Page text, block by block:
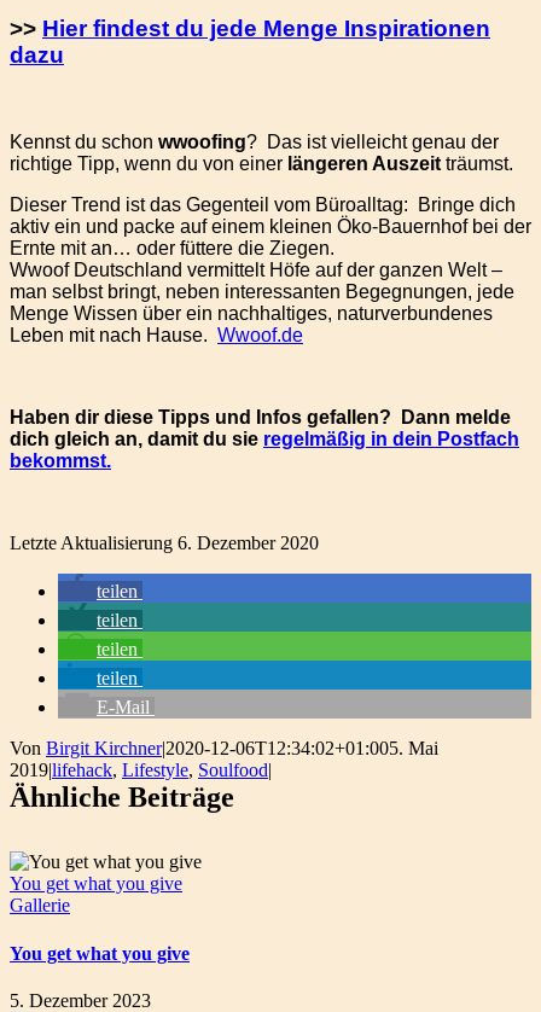
>> Hier findest du jede Menge Inspirationen
dazu
Kennst du schon wwoofing? Das ist vielleicht genau der
richtige Tipp, wenn du von einer längeren Auszeit träumst.
Dieser Trend ist das Gegenteil vom Büroalltag: Bringe dich
aktiv ein und packe auf einem kleinen Öko-Bauernhof bei der
Ernte mit an… oder füttere die Ziegen.
Wwoof Deutschland vermittelt Höfe auf der ganzen Welt –
man selbst bringt, neben interessanten Begegnungen, jede
Menge Wissen über ein nachhaltiges, naturverbundenes
Leben mit nach Hause. Wwoof.de
Haben dir diese Tipps und Infos gefallen? Dann melde
dich gleich an, damit du sie regelmäßig in dein Postfach
bekommst.
Letzte Aktualisierung 6. Dezember 2020
teilen
teilen
teilen
teilen
E-Mail
Von Birgit Kirchner|2020-12-06T12:34:02+01:005. Mai
2019|lifehack, Lifestyle, Soulfood|
Ähnliche Beiträge
You get what you give
Gallerie
You get what you give
5. Dezember 2023